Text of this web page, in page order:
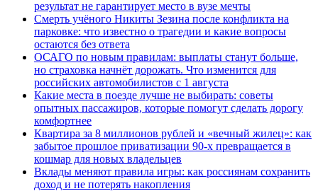
результат не гарантирует место в вузе мечты
Смерть учёного Никиты Зезина после конфликта на
парковке: что известно о трагедии и какие вопросы
остаются без ответа
ОСАГО по новым правилам: выплаты станут больше,
но страховка начнёт дорожать. Что изменится для
российских автомобилистов с 1 августа
Какие места в поезде лучше не выбирать: советы
опытных пассажиров, которые помогут сделать дорогу
комфортнее
Квартира за 8 миллионов рублей и «вечный жилец»: как
забытое прошлое приватизации 90-х превращается в
кошмар для новых владельцев
Вклады меняют правила игры: как россиянам сохранить
доход и не потерять накопления